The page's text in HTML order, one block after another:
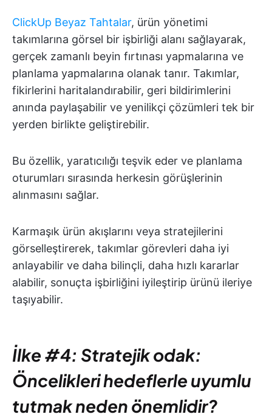
ClickUp Beyaz Tahtalar, ürün yönetimi
takımlarına görsel bir işbirliği alanı sağlayarak,
gerçek zamanlı beyin fırtınası yapmalarına ve
planlama yapmalarına olanak tanır. Takımlar,
fikirlerini haritalandırabilir, geri bildirimlerini
anında paylaşabilir ve yenilikçi çözümleri tek bir
yerden birlikte geliştirebilir.
Bu özellik, yaratıcılığı teşvik eder ve planlama
oturumları sırasında herkesin görüşlerinin
alınmasını sağlar.
Karmaşık ürün akışlarını veya stratejilerini
görselleştirerek, takımlar görevleri daha iyi
anlayabilir ve daha bilinçli, daha hızlı kararlar
alabilir, sonuçta işbirliğini iyileştirip ürünü ileriye
taşıyabilir.
İlke #4: Stratejik odak:
Öncelikleri hedeflerle uyumlu
tutmak neden önemlidir?